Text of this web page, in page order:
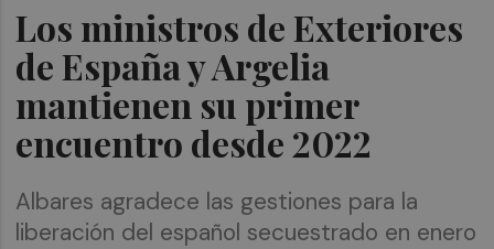
Los ministros de Exteriores
de España y Argelia
mantienen su primer
encuentro desde 2022
Albares agradece las gestiones para la
liberación del español secuestrado en enero